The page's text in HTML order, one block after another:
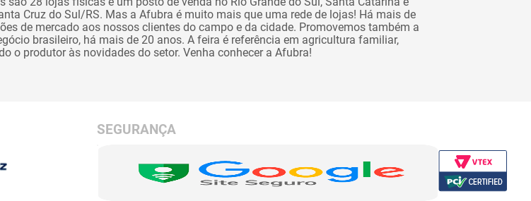
Cruz do Sul/RS. Mas a Afubra é muito mais que uma rede de lojas! Há mais de
de mercado aos nossos clientes do campo e da cidade. Promovemos também a
brasileiro, há mais de 20 anos. A feira é referência em agricultura familiar,
o produtor às novidades do setor. Venha conhecer a Afubra!
SEGURANÇA